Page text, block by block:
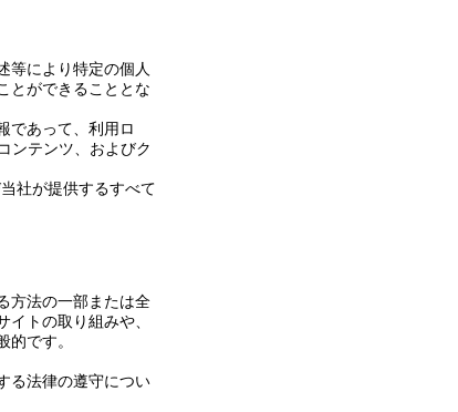
等により特定の個人
とができることとな
であって、利用ロ
ンテンツ、およびク
社が提供するすべて
方法の一部または全
トの取り組みや、
的です。
る法律の遵守につい